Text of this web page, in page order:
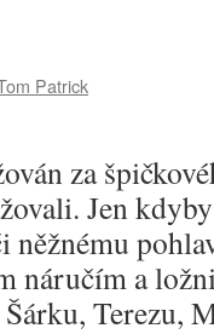
Patrick
za
Jen
náručím a
Šárku,